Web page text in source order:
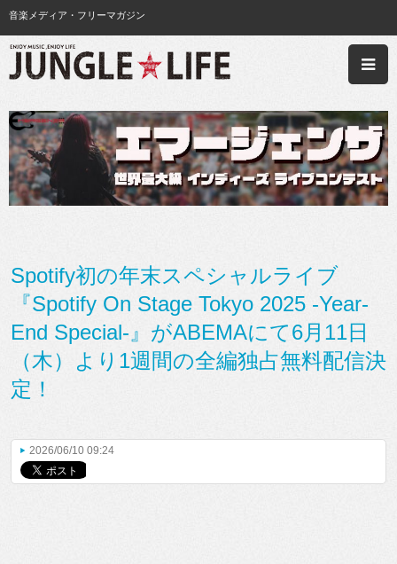
音楽メディア・フリーマガジン
Spotify初の年末スペシャルライブ
『Spotify On Stage Tokyo 2025 -Year-
End Special-』がABEMAにて6月11日
（木）より1週間の全編独占無料配信決
定！
2026/06/10 09:24